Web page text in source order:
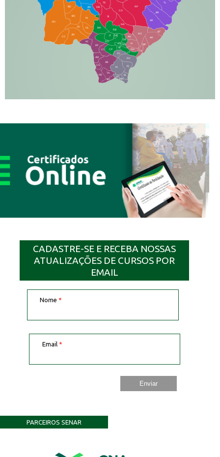
AN
TL
BR
SR
BT
AR
RP
CG
SI
NA
TA
NH
JT
RB
MA
IT
DR
DO
CP
JU
NV
IQ
EL
BD
BO
NI
JD
PO
BV
CC
PP
AJ
LC
AM
AB
JP
DB
TE
CS
PR
TA
SQ
IG
MN
NO
BP
GL
AN
IV
FS
VC
GD
DE
CADASTRE-SE E RECEBA NOSSAS
ATUALIZAÇÕES DE CURSOS POR
EMAIL
Nome *
Email *
PARCEIROS SENAR